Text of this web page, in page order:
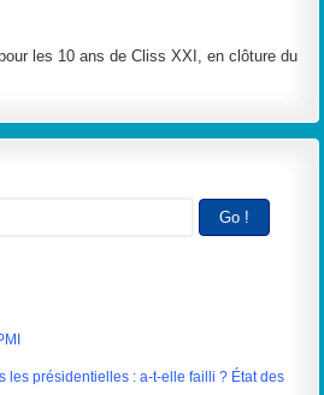
les 10 ans de Cliss XXI, en clôture du
les présidentielles : a-t-elle failli ? État des